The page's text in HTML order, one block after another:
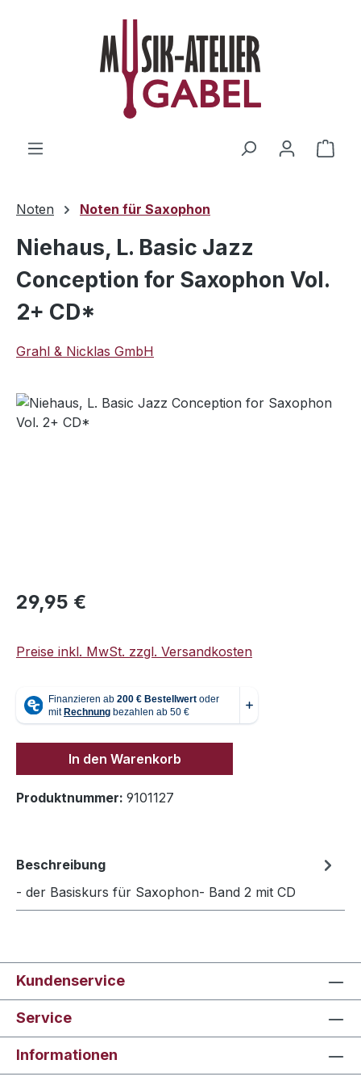
Zum Hauptinhalt springen
Noten Noten für Saxophon
Niehaus, L. Basic Jazz
Conception for Saxophon Vol.
2+ CD*
Grahl & Nicklas GmbH
Bildergalerie überspringen
Regulärer Preis:
29,95 €
Preise inkl. MwSt. zzgl. Versandkosten
In den Warenkorb
Produktnummer: 9101127
Beschreibung
- der Basiskurs für Saxophon- Band 2 mit CD
Kundenservice
Service
Informationen